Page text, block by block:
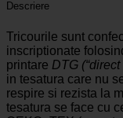
Descriere
Tricourile sunt
inscriptionate
printare DTG (“direct
in tesatura care nu
respire si rezista la
tesatura se face cu